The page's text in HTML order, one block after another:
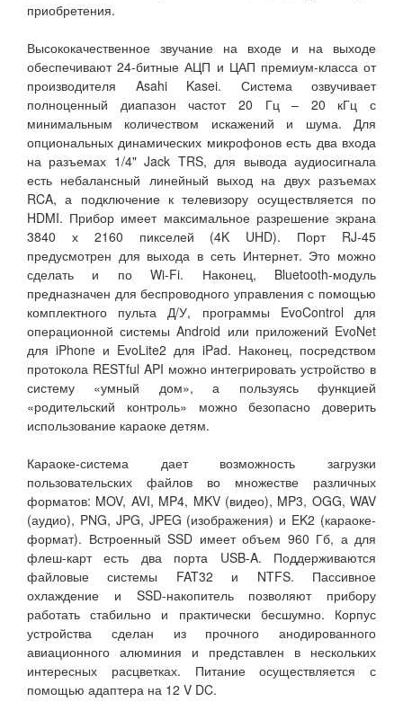
приобретения.
Высококачественное звучание на входе и на выходе
обеспечивают 24-битные АЦП и ЦАП премиум-класса от
производителя Asahi Kasei. Система озвучивает
полноценный диапазон частот 20 Гц – 20 кГц с
минимальным количеством искажений и шума. Для
опциональных динамических микрофонов есть два входа
на разъемах 1/4" Jack TRS, для вывода аудиосигнала
есть небалансный линейный выход на двух разъемах
RCA, а подключение к телевизору осуществляется по
HDMI. Прибор имеет максимальное разрешение экрана
3840 х 2160 пикселей (4K UHD). Порт RJ-45
предусмотрен для выхода в сеть Интернет. Это можно
сделать и по Wi-Fi. Наконец, Bluetooth-модуль
предназначен для беспроводного управления с помощью
комплектного пульта Д/У, программы EvoControl для
операционной системы Android или приложений EvoNet
для iPhone и EvoLite2 для iPad. Наконец, посредством
протокола RESTful API можно интегрировать устройство в
систему «умный дом», а пользуясь функцией
«родительский контроль» можно безопасно доверить
использование караоке детям.
Караоке-система дает возможность загрузки
пользовательских файлов во множестве различных
форматов: MOV, AVI, MP4, MKV (видео), MP3, OGG, WAV
(аудио), PNG, JPG, JPEG (изображения) и EK2 (караоке-
формат). Встроенный SSD имеет объем 960 Гб, а для
флеш-карт есть два порта USB-A. Поддерживаются
файловые системы FAT32 и NTFS. Пассивное
охлаждение и SSD-накопитель позволяют прибору
работать стабильно и практически бесшумно. Корпус
устройства сделан из прочного анодированного
авиационного алюминия и представлен в нескольких
интересных расцветках. Питание осуществляется с
помощью адаптера на 12 V DC.